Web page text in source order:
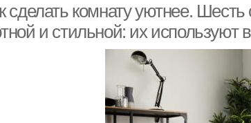
сделать комнату уютнее.
и стильной: их используют